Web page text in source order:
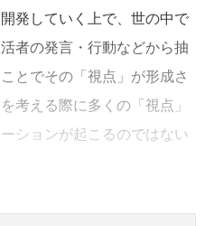
発していく上で、世の中で
者の発言・行動などから抽
とでその「視点」が形成さ
考える際に多くの「視点」
ションが起こるのではない